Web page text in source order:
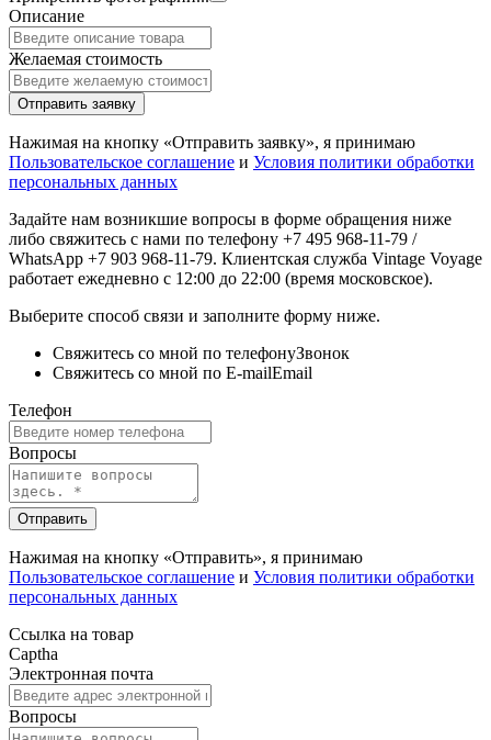
Описание
Желаемая стоимость
Отправить заявку
Нажимая на кнопку «Отправить заявку», я принимаю
Пользовательское соглашение и Условия политики обработки
персональных данных
Задайте нам возникшие вопросы в форме обращения ниже
либо свяжитесь с нами по телефону +7 495 968-11-79 /
WhatsApp +7 903 968-11-79. Клиентская служба Vintage Voyage
работает ежедневно с 12:00 до 22:00 (время московское).
Выберите способ связи и заполните форму ниже.
Свяжитесь со мной по телефонуЗвонок
Свяжитесь со мной по E-mailEmail
Телефон
Вопросы
Отправить
Нажимая на кнопку «Отправить», я принимаю
Пользовательское соглашение и Условия политики обработки
персональных данных
Ссылка на товар
Captha
Электронная почта
Вопросы